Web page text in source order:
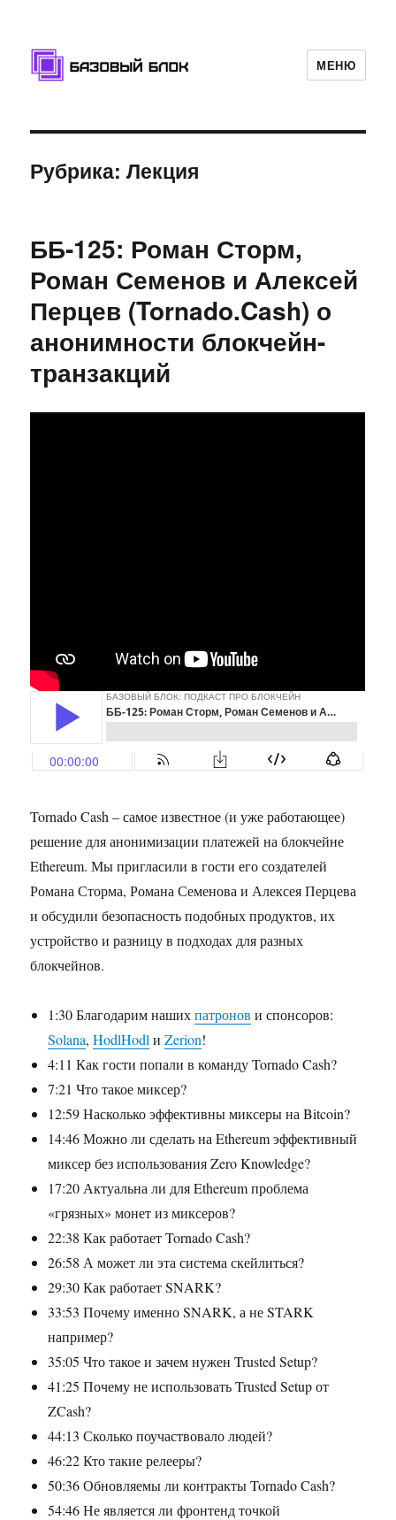
МЕНЮ
Рубрика: Лекция
ББ-125: Роман Сторм,
Роман Семенов и Алексей
Перцев (Tornado.Cash) о
анонимности блокчейн-
транзакций
Tornado Cash – самое известное (и уже работающее)
решение для анонимизации платежей на блокчейне
Ethereum. Мы пригласили в гости его создателей
Романа Сторма, Романа Семенова и Алексея Перцева
и обсудили безопасность подобных продуктов, их
устройство и разницу в подходах для разных
блокчейнов.
1:30 Благодарим наших патронов и спонсоров:
Solana, HodlHodl и Zerion!
4:11 Как гости попали в команду Tornado Cash?
7:21 Что такое миксер?
12:59 Насколько эффективны миксеры на Bitcoin?
14:46 Можно ли сделать на Ethereum эффективный
миксер без использования Zero Knowledge?
17:20 Актуальна ли для Ethereum проблема
«грязных» монет из миксеров?
22:38 Как работает Tornado Cash?
26:58 А может ли эта система скейлиться?
29:30 Как работает SNARK?
33:53 Почему именно SNARK, а не STARK
например?
35:05 Что такое и зачем нужен Trusted Setup?
41:25 Почему не использовать Trusted Setup от
ZCash?
44:13 Сколько поучаствовало людей?
46:22 Кто такие релееры?
50:36 Обновляемы ли контракты Tornado Cash?
54:46 Не является ли фронтенд точкой